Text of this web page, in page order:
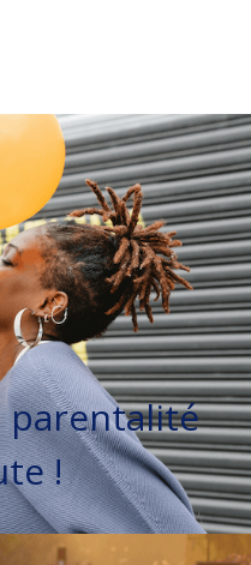
parentalité
!